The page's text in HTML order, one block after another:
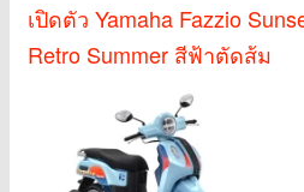
เปิดตัว Yamaha Fazzio
Retro Summer สีฟ้าตัดส้ม